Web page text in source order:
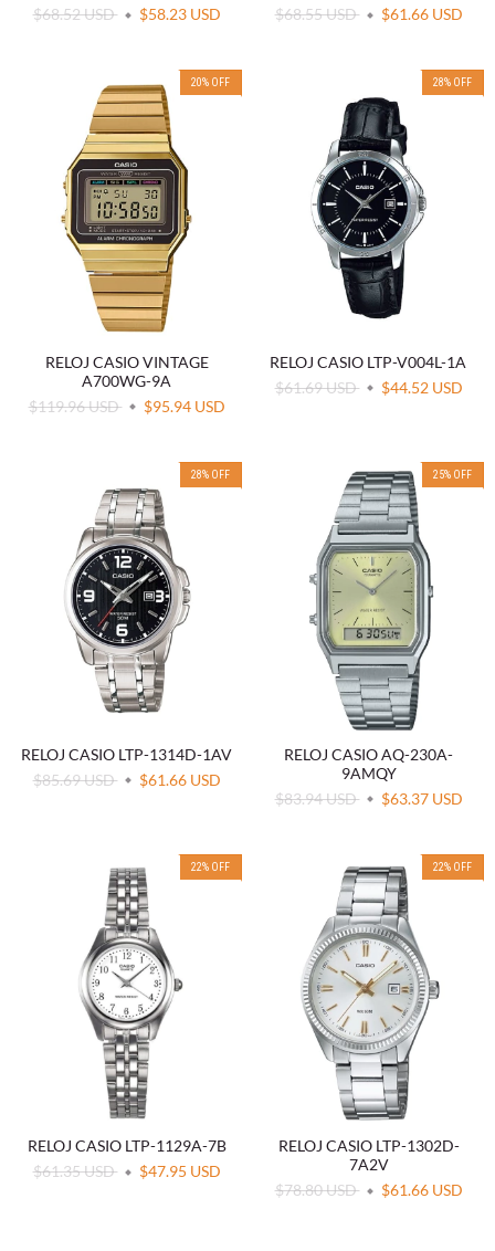
$68.52 USD
$58.23 USD
$68.55 USD
$61.66 USD
20% OFF
RELOJ CASIO VINTAGE
A700WG-9A
$119.96 USD
$95.94 USD
28% OFF
RELOJ CASIO LTP-V004L-1A
$61.69 USD
$44.52 USD
28% OFF
RELOJ CASIO LTP-1314D-1AV
$85.69 USD
$61.66 USD
25% OFF
RELOJ CASIO AQ-230A-
9AMQY
$83.94 USD
$63.37 USD
22% OFF
RELOJ CASIO LTP-1129A-7B
$61.35 USD
$47.95 USD
22% OFF
RELOJ CASIO LTP-1302D-
7A2V
$78.80 USD
$61.66 USD